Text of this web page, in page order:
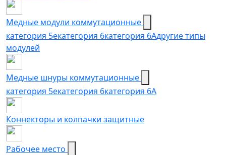
Медные модули коммутационные
категория 5екатегория 6категория 6Aдругие типы
модулей
Медные шнуры коммутационные
категория 5eкатегория 6категория 6A
Коннекторы и колпачки защитные
Рабочее место